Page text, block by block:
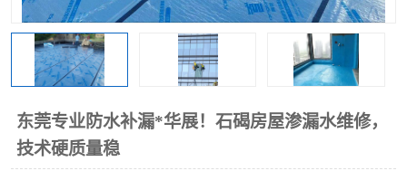
东莞专业防水补漏*华展！石碣房屋渗漏水维修，
技术硬质量稳